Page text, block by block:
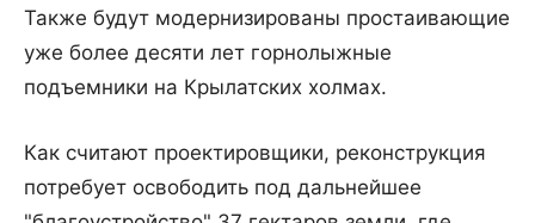
Также будут модернизированы простаивающие
уже более десяти лет горнолыжные
подъемники на Крылатских холмах.
Как считают проектировщики, реконструкция
потребует освободить под дальнейшее